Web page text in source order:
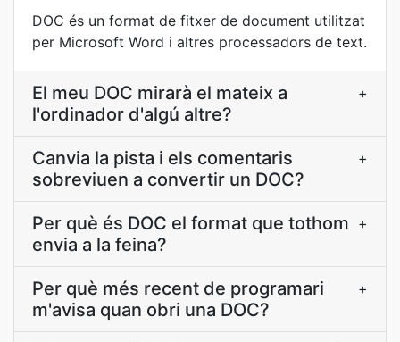
DOC és un format de fitxer de document utilitzat
per Microsoft Word i altres processadors de text.
El meu DOC mirarà el mateix a
l'ordinador d'algú altre?
+
Canvia la pista i els comentaris
sobreviuen a convertir un DOC?
+
Per què és DOC el format que tothom
envia a la feina?
+
Per què més recent de programari
m'avisa quan obri una DOC?
+